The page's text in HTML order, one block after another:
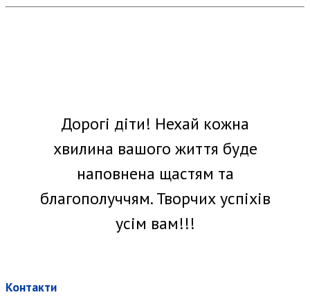
Дорогі діти! Нехай кожна
хвилина вашого життя буде
наповнена щастям та
благополуччям. Творчих успіхів
усім вам!!!
Контакти